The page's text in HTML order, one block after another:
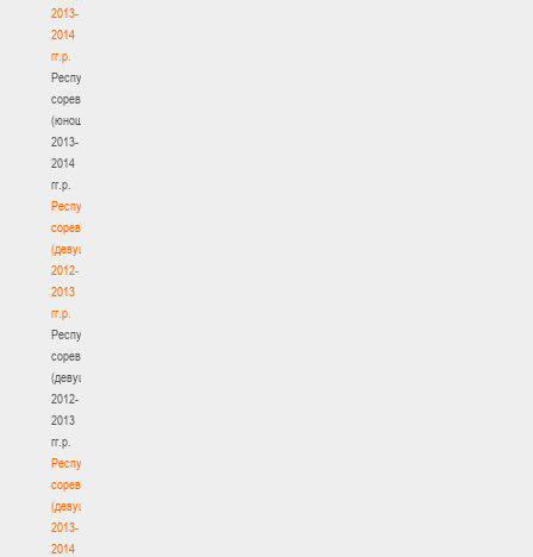
2013-
2014
гг.р.
Республиканские
соревнования
(юноши)
2013-
2014
гг.р.
Республиканские
соревнования
(девушки)
2012-
2013
гг.р.
Республиканские
соревнования
(девушки)
2012-
2013
гг.р.
Республиканские
соревнования
(девушки)
2013-
2014